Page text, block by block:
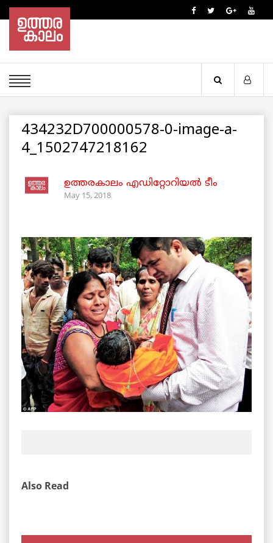
434232D700000578-0-image-a-
4_1502747218162
ഉത്തരകാലം എഡിറ്റോറിയല്‍ ടീം
May 15, 2018
Also Read